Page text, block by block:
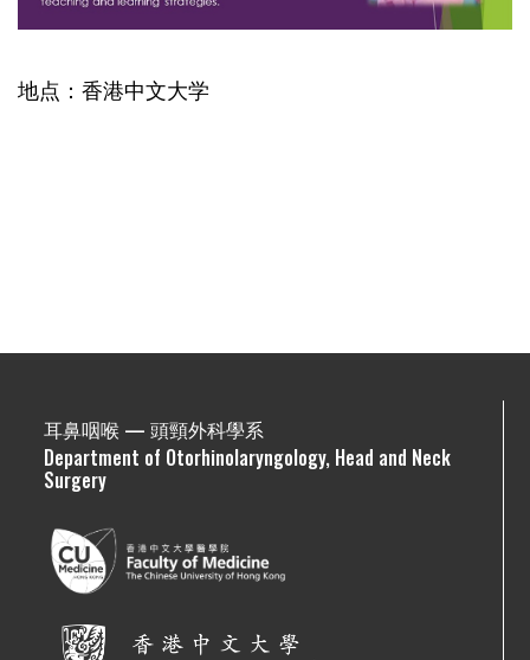
地点：香港中文大学
耳鼻咽喉 — 頭頸外科學系
Department of Otorhinolaryngology, Head and Neck
Surgery